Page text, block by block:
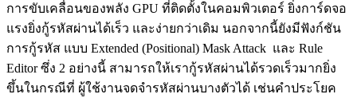
การขับเคลื่อนของพลัง GPU ที่ติดตั้งในคอมพิวเตอร์ ยิ่งการ์ดจอ
แรงยิ่งกู้รหัสผ่านได้เร็ว และง่ายกว่าเดิม นอกจากนี้ยังมีฟังก์ชัน
การกู้รหัส แบบ Extended (Positional) Mask Attack และ Rule
Editor ซึ่ง 2 อย่างนี้ สามารถให้เรากู้รหัสผ่านได้รวดเร็วมากยิ่ง
ขึ้นในกรณีที่ ผู้ใช้งานจดจำรหัสผ่านบางตัวได้ เช่นคำประโยค